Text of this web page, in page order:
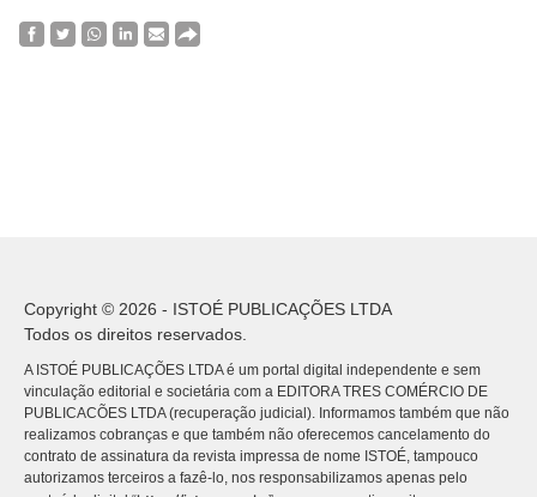
Copyright © 2026 - ISTOÉ PUBLICAÇÕES LTDA
Todos os direitos reservados.
A ISTOÉ PUBLICAÇÕES LTDA é um portal digital independente e sem
vinculação editorial e societária com a EDITORA TRES COMÉRCIO DE
PUBLICACÕES LTDA (recuperação judicial). Informamos também que não
realizamos cobranças e que também não oferecemos cancelamento do
contrato de assinatura da revista impressa de nome ISTOÉ, tampouco
autorizamos terceiros a fazê-lo, nos responsabilizamos apenas pelo